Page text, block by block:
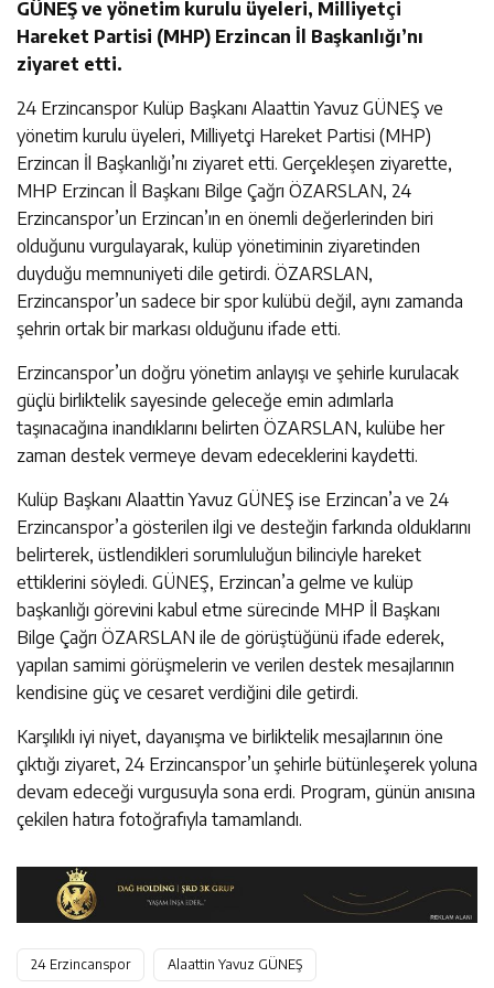
GÜNEŞ ve yönetim kurulu üyeleri, Milliyetçi
Hareket Partisi (MHP) Erzincan İl Başkanlığı’nı
ziyaret etti.
24 Erzincanspor Kulüp Başkanı Alaattin Yavuz GÜNEŞ ve
yönetim kurulu üyeleri, Milliyetçi Hareket Partisi (MHP)
Erzincan İl Başkanlığı’nı ziyaret etti. Gerçekleşen ziyarette,
MHP Erzincan İl Başkanı Bilge Çağrı ÖZARSLAN, 24
Erzincanspor’un Erzincan’ın en önemli değerlerinden biri
olduğunu vurgulayarak, kulüp yönetiminin ziyaretinden
duyduğu memnuniyeti dile getirdi. ÖZARSLAN,
Erzincanspor’un sadece bir spor kulübü değil, aynı zamanda
şehrin ortak bir markası olduğunu ifade etti.
Erzincanspor’un doğru yönetim anlayışı ve şehirle kurulacak
güçlü birliktelik sayesinde geleceğe emin adımlarla
taşınacağına inandıklarını belirten ÖZARSLAN, kulübe her
zaman destek vermeye devam edeceklerini kaydetti.
Kulüp Başkanı Alaattin Yavuz GÜNEŞ ise Erzincan’a ve 24
Erzincanspor’a gösterilen ilgi ve desteğin farkında olduklarını
belirterek, üstlendikleri sorumluluğun bilinciyle hareket
ettiklerini söyledi. GÜNEŞ, Erzincan’a gelme ve kulüp
başkanlığı görevini kabul etme sürecinde MHP İl Başkanı
Bilge Çağrı ÖZARSLAN ile de görüştüğünü ifade ederek,
yapılan samimi görüşmelerin ve verilen destek mesajlarının
kendisine güç ve cesaret verdiğini dile getirdi.
Karşılıklı iyi niyet, dayanışma ve birliktelik mesajlarının öne
çıktığı ziyaret, 24 Erzincanspor’un şehirle bütünleşerek yoluna
devam edeceği vurgusuyla sona erdi. Program, günün anısına
çekilen hatıra fotoğrafıyla tamamlandı.
24 Erzincanspor Alaattin Yavuz GÜNEŞ